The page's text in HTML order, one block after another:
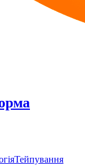
Тейпування